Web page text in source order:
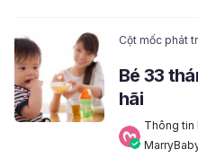
Cột mốc phát
Bé 33
hãi
Thông tin